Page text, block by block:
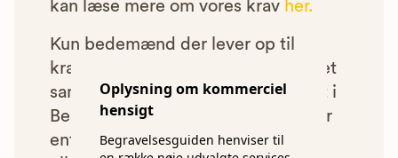
Oplysning om kommerciel
hensigt
Begravelsesguiden henviser til
kan læse mere om vores krav her.
Kun bedemænd der lever op til
kravene har mulighed for at indgå et
samarbejde med os om at blive vist i
Begravelsesguiden. Bedemænd der
enten ikke lever op til vores krav,